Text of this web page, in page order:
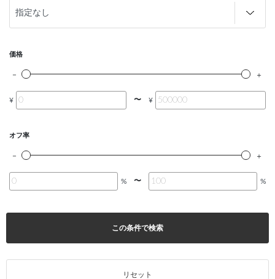
価格
¥ 〜 ¥
オフ率
% 〜 %
この条件で検索
リセット